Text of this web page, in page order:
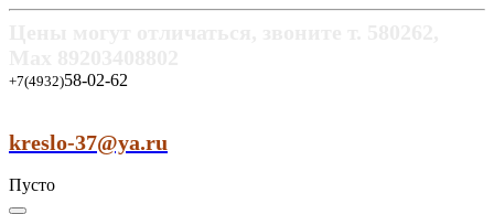
+7(4932)58-02-62
kreslo-37@ya.ru
Пусто